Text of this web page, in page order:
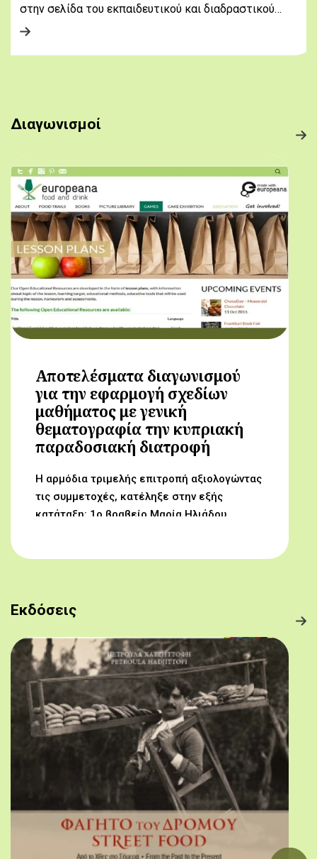
στην σελίδα του εκπαιδευτικού και διαδραστικού…
Διαγωνισμοί
Αποτελέσματα διαγωνισμού
για την εφαρμογή σχεδίων
μαθήματος με γενική
θεματογραφία την κυπριακή
παραδοσιακή διατροφή
Η αρμόδια τριμελής επιτροπή αξιολογώντας
τις συμμετοχές, κατέληξε στην εξής
κατάταξη: 1ο βραβείο Μαρία Ηλιάδου,
Μαργαρίτα Αντωνίου, Δημοτικό Σχολείο
Βορόκληνης (Το κυπριακό παραδοσιακό
πρόγευμα)
Εκδόσεις